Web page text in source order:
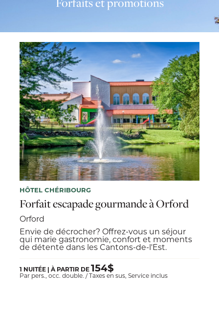
HÔTEL CHÉRIBOURG
Forfait escapade gourmande à Orford
Orford
Envie de décrocher? Offrez-vous un séjour
qui marie gastronomie, confort et moments
de détente dans les Cantons-de-l'Est.
1 NUITÉE | À PARTIR DE154$
Par pers., occ. double. / Taxes en sus, Service inclus